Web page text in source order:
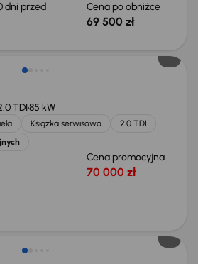
dni przed
Cena po obniżce
69 500 zł
VAT
TDI85 kW
Książka serwisowa
2.0 TDI
Cena promocyjna
70 000 zł